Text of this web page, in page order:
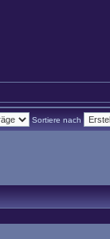
Sortiere nach